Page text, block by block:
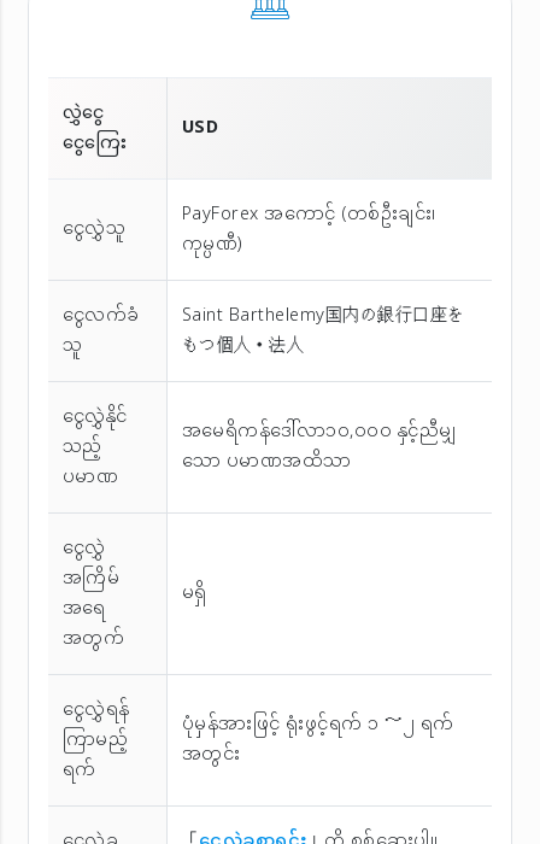
လွှဲငွေ
ငွေကြေး
USD
ငွေလွှဲသူ
PayForex အကောင့် (တစ်ဦးချင်း၊
ကုမ္ပဏီ)
ငွေလက်ခံ
သူ
Saint Barthelemy国内の銀行口座を
もつ個人・法人
ငွေလွှဲနိုင်
သည့်
ပမာဏ
အမေရိကန်ဒေါ်လာ၁၀,၀၀၀ နှင့်ညီမျှ
သော ပမာဏအထိသာ
ငွေလွှဲ
အကြိမ်
အ‌ရေ
အတွက်
မရှိ
ငွေလွှဲရန်
ကြာမည့်
ရက်
ပုံမှန်အားဖြင့် ရုံးဖွင့်ရက် ၁ ～၂ ရက်
အတွင်း